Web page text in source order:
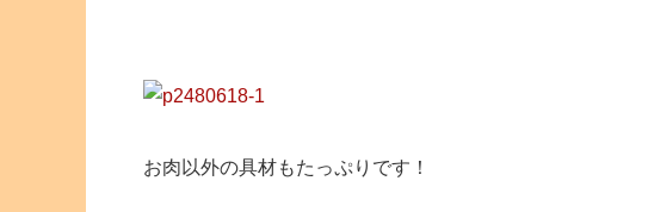
お肉以外の具材もたっぷりです！